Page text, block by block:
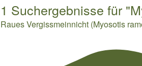
1 Suchergebnisse für
Raues Vergissmeinnicht (Myosotis